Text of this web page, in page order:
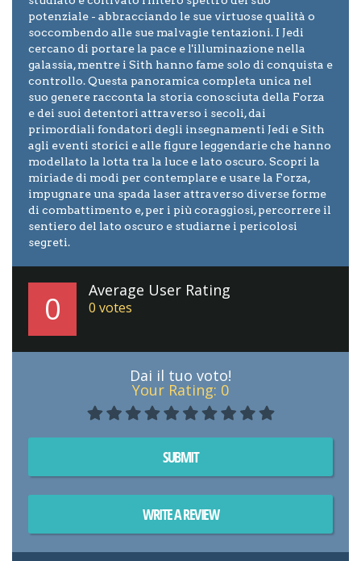
potenziale - abbracciando le sue virtuose qualità o
soccombendo alle sue malvagie tentazioni. I Jedi
cercano di portare la pace e l'illuminazione nella
galassia, mentre i Sith hanno fame solo di conquista e
controllo. Questa panoramica completa unica nel
suo genere racconta la storia conosciuta della Forza
e dei suoi detentori attraverso i secoli, dai
primordiali fondatori degli insegnamenti Jedi e Sith
agli eventi storici e alle figure leggendarie che hanno
modellato la lotta tra la luce e lato oscuro. Scopri la
miriade di modi per contemplare e usare la Forza,
impugnare una spada laser attraverso diverse forme
di combattimento e, per i più coraggiosi, percorrere il
sentiero del lato oscuro e studiarne i pericolosi
segreti.
0 Average User Rating
0 votes
Dai il tuo voto!
Your Rating: 0
SUBMIT
WRITE A REVIEW